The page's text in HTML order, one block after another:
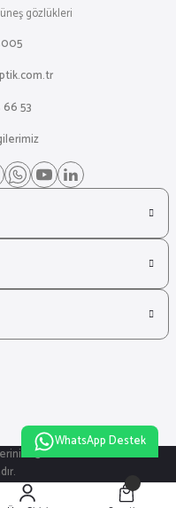
gözlükleri
53
256bit SSL sertifikası ile
WhatsApp Destek
ile